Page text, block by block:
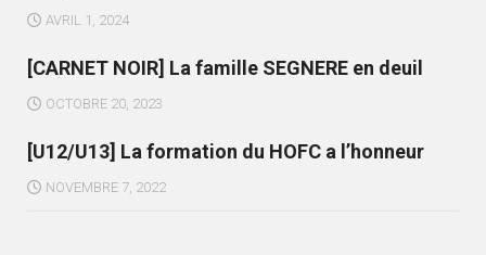
AVRIL 1, 2024
[CARNET NOIR] La famille SEGNERE en deuil
OCTOBRE 20, 2023
[U12/U13] La formation du HOFC a l’honneur
NOVEMBRE 7, 2022